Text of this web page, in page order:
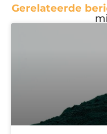
Gerelateerde